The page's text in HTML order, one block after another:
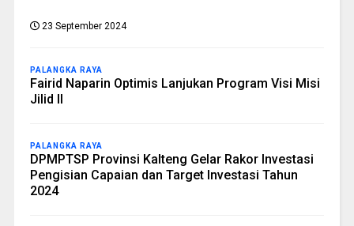
23 September 2024
PALANGKA RAYA
Fairid Naparin Optimis Lanjukan Program Visi Misi
Jilid II
PALANGKA RAYA
DPMPTSP Provinsi Kalteng Gelar Rakor Investasi
Pengisian Capaian dan Target Investasi Tahun
2024